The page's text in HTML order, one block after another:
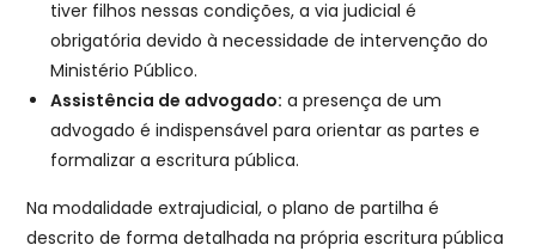
tiver filhos nessas condições, a via judicial é
obrigatória devido à necessidade de intervenção do
Ministério Público.
Assistência de advogado: a presença de um
advogado é indispensável para orientar as partes e
formalizar a escritura pública.
Na modalidade extrajudicial, o plano de partilha é
descrito de forma detalhada na própria escritura pública